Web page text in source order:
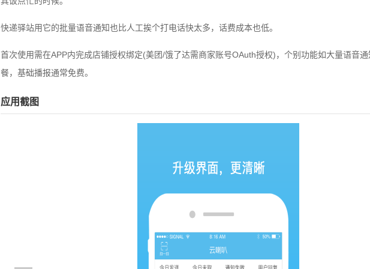
快递驿站用它的批量语音通知也比人工挨个打电话快太多，话费成本也低。
首次使用需在APP内完成店铺授权绑定(美团/饿了达需商家账号OAuth授权)，个别功能如大量语音
餐，基础播报通常免费。
应用截图